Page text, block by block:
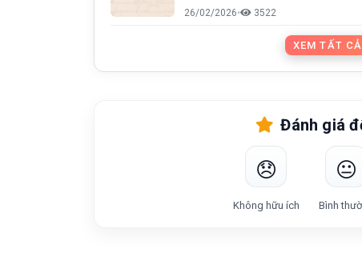
26/02/2026• 3522
XEM TẤT
Đánh giá
😞
Không hữu ích
😐
Bình